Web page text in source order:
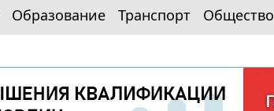
Образование Транспорт Общество